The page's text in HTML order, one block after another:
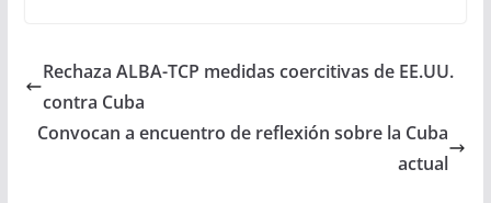
Rechaza ALBA-TCP medidas coercitivas de EE.UU.
contra Cuba
Convocan a encuentro de reflexión sobre la Cuba
actual